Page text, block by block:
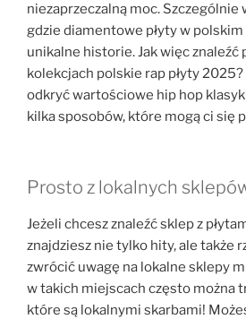
niezaprzeczalną moc. Szczególnie
gdzie diamentowe płyty w
unikalne historie. Jak więc znaleźć
kolekcjach polskie rap płyty
odkryć wartościowe hip hop
kilka sposobów, które mogą ci się
Prosto z lokalnych
Jeżeli chcesz znaleźć sklep z
znajdziesz nie tylko hity, ale także
zwrócić uwagę na lokalne sklepy
w takich miejscach często można
które są lokalnymi skarbami!